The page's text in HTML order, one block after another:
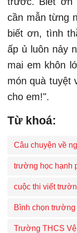
cần mẫn từng
biết ơn, tình
ấp ủ luôn nảy
mai em khôn
món quà tuyệt
cho em!".
Từ khoá:
Câu chuyện về
trường học hạnh
cuộc thi viết
Bình chọn
Trường THCS Vệ